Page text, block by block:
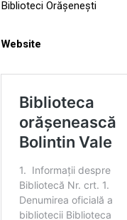
Biblioteci Orășenești
Website